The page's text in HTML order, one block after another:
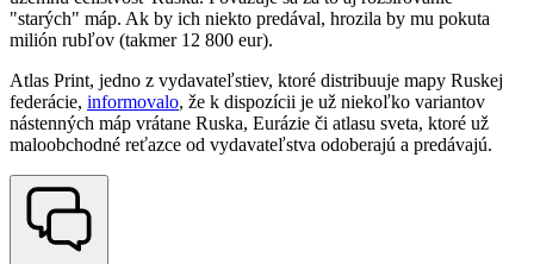
"starých" máp. Ak by ich niekto predával, hrozila by mu pokuta
milión rubľov (takmer 12 800 eur).
Atlas Print, jedno z vydavateľstiev, ktoré distribuuje mapy Ruskej
federácie, informovalo, že k dispozícii je už niekoľko variantov
nástenných máp vrátane Ruska, Eurázie či atlasu sveta, ktoré už
maloobchodné reťazce od vydavateľstva odoberajú a predávajú.